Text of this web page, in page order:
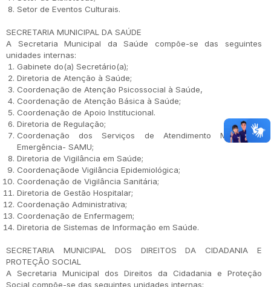
Setor de Eventos Culturais.
SECRETARIA MUNICIPAL DA SAÚDE
A Secretaria Municipal da Saúde compõe-se das seguintes
unidades internas:
Gabinete do(a) Secretário(a);
Diretoria de Atenção à Saúde;
Coordenação de Atenção Psicossocial à Saúde,
Coordenação de Atenção Básica à Saúde;
Coordenação de Apoio Institucional.
Diretoria de Regulação;
Coordenação dos Serviços de Atendimento Móvel de
Emergência- SAMU;
Diretoria de Vigilância em Saúde;
Coordenaçãode Vigilância Epidemiológica;
Coordenação de Vigilância Sanitária;
Diretoria de Gestão Hospitalar;
Coordenação Administrativa;
Coordenação de Enfermagem;
Diretoria de Sistemas de Informação em Saúde.
SECRETARIA MUNICIPAL DOS DIREITOS DA CIDADANIA E
PROTEÇÃO SOCIAL
A Secretaria Municipal dos Direitos da Cidadania e Proteção
Social compõe-se das seguintes unidades internas: